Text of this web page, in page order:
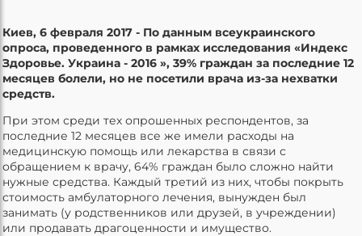
Киев, 6 февраля 2017 - По данным всеукраинского
опроса, проведенного в рамках исследования «Индекс
Здоровье. Украина - 2016 », 39% граждан за последние 12
месяцев болели, но не посетили врача из-за нехватки
средств.
При этом среди тех опрошенных респондентов, за
последние 12 месяцев все же имели расходы на
медицинскую помощь или лекарства в связи с
обращением к врачу, 64% граждан было сложно найти
нужные средства. Каждый третий из них, чтобы покрыть
стоимость амбулаторного лечения, вынужден был
занимать (у родственников или друзей, в учреждении)
или продавать драгоценности и имущество.